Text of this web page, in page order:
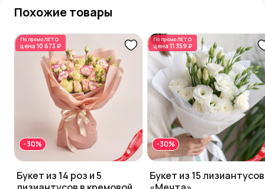
Похожие товары
По промоЛЕТО
цена 10 673 ₽
-30%
Букет из 14 роз и 5
По промоЛЕТО
цена 11 359 ₽
-30%
Букет из 15 лизиантусов